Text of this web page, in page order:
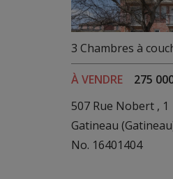
3 Chambres à
À VENDRE
275
507 Rue Nobert , 1
Gatineau
No. 16401404